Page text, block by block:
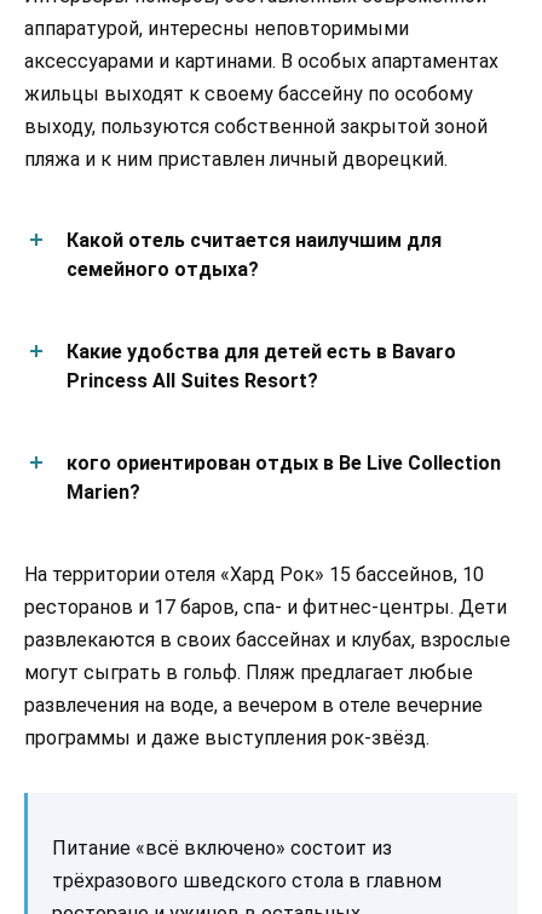
аппаратурой, интересны неповторимыми
аксессуарами и картинами. В особых апартаментах
жильцы выходят к своему бассейну по особому
выходу, пользуются собственной закрытой зоной
пляжа и к ним приставлен личный дворецкий.
Какой отель считается наилучшим для
семейного отдыха?
Какие удобства для детей есть в Bavaro
Princess All Suites Resort?
кого ориентирован отдых в Be Live Collection
Marien?
На территории отеля «Хард Рок» 15 бассейнов, 10
ресторанов и 17 баров, спа- и фитнес-центры. Дети
развлекаются в своих бассейнах и клубах, взрослые
могут сыграть в гольф. Пляж предлагает любые
развлечения на воде, а вечером в отеле вечерние
программы и даже выступления рок-звёзд.
Питание «всё включено» состоит из
трёхразового шведского стола в главном